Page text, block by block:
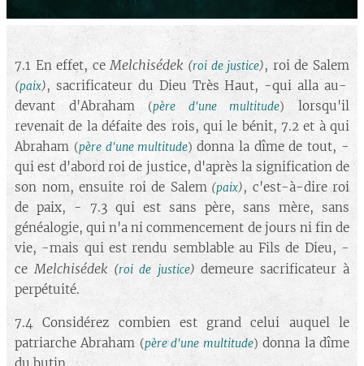
7.1 En effet, ceMelchisédek (roi de justice), roi de Salem
(paix), sacrificateur du Dieu Très Haut, -qui alla au-
devant d'Abraham (père d'une multitude)
lorsqu'il
revenait de la défaite des rois, qui le bénit, 7.2 et à qui
Abraham (père d'une multitude)donna la dîme de tout, -
qui est d'abord roi de justice, d'après la signification de
son nom, ensuite roi de Salem (paix), c'est-à-dire roi
de paix, - 7.3 qui est sans père, sans mère, sans
généalogie, qui n'a ni commencement de jours ni fin de
vie, -mais qui est rendu semblable au Fils de Dieu, -
ceMelchisédek (roi de justice) demeure sacrificateur à
perpétuité.
7.4 Considérez combien est grand celui auquel le
patriarche Abraham (père d'une multitude) donna la dîme